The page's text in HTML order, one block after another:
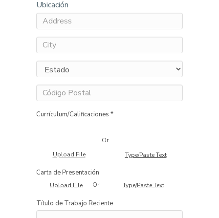
Ubicación
Currículum/Calificaciones *
Upload File
Or
Type/Paste Text
Carta de Presentación
Upload File Or Type/Paste Text
Título de Trabajo Reciente